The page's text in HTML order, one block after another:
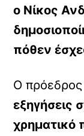
ο Νίκος
πόθεν
Ο
εξηγήσεις
χρηματικό